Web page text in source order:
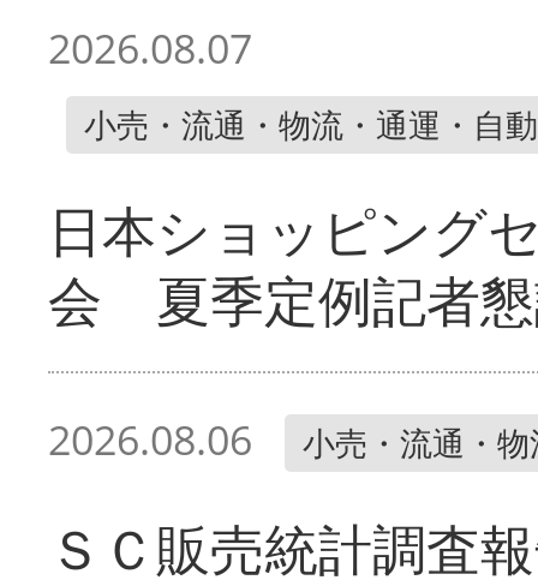
2026.08.07
小売・流通・物流・通運・自
日本ショッピング
会 夏季定例記者
2026.08.06 小売・流通・
ＳＣ販売統計調査